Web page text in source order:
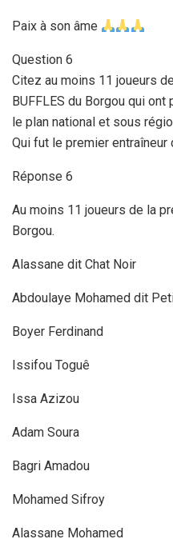
Paix à son âme
Question 6
Citez au moins 11 joueurs
BUFFLES du Borgou qui
le plan national et sous
Qui fut le premier entraîneur
Réponse 6
Au moins 11 joueurs de la
Borgou.
Alassane dit Chat Noir
Abdoulaye Mohamed dit
Boyer Ferdinand
Issifou Toguê
Issa Azizou
Adam Soura
Bagri Amadou
Mohamed Sifroy
Alassane Mohamed